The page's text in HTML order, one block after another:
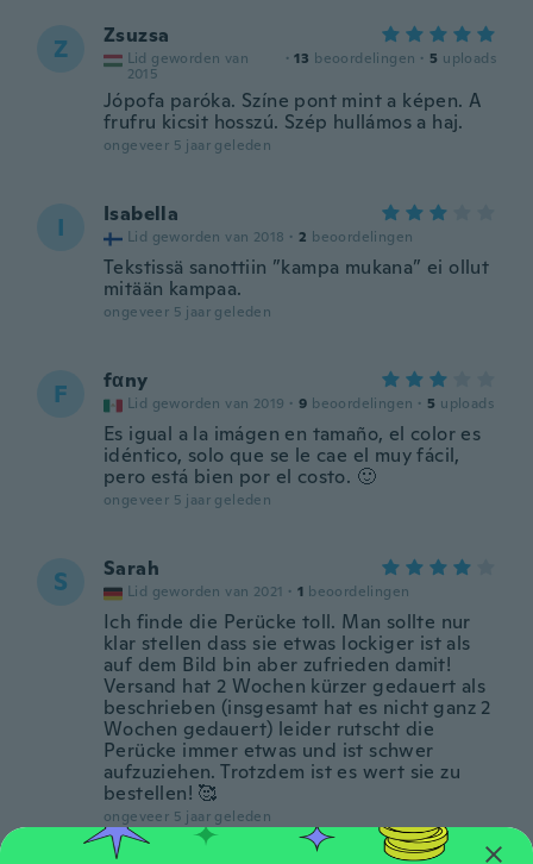
Z Zsuzsa
Lid geworden van
2015
· 13 beoordelingen · 5 uploads
Jópofa paróka. Színe pont mint a képen. A
frufru kicsit hosszú. Szép hullámos a haj.
ongeveer 5 jaar geleden
I Isabella
Lid geworden van 2018 · 2 beoordelingen
Tekstissä sanottiin ”kampa mukana” ei ollut
mitään kampaa.
ongeveer 5 jaar geleden
F fαny
Lid geworden van 2019 · 9 beoordelingen · 5 uploads
Es igual a la imágen en tamaño, el color es
idéntico, solo que se le cae el muy fácil,
pero está bien por el costo. 🙂
ongeveer 5 jaar geleden
S Sarah
Lid geworden van 2021 · 1 beoordelingen
Ich finde die Perücke toll. Man sollte nur
klar stellen dass sie etwas lockiger ist als
auf dem Bild bin aber zufrieden damit!
Versand hat 2 Wochen kürzer gedauert als
beschrieben (insgesamt hat es nicht ganz 2
Wochen gedauert) leider rutscht die
Perücke immer etwas und ist schwer
aufzuziehen. Trotzdem ist es wert sie zu
bestellen! 🥰
ongeveer 5 jaar geleden